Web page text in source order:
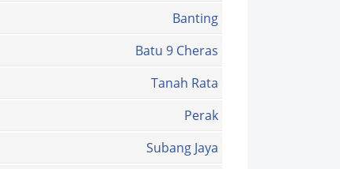
Banting
Batu 9 Cheras
Tanah Rata
Perak
Subang Jaya